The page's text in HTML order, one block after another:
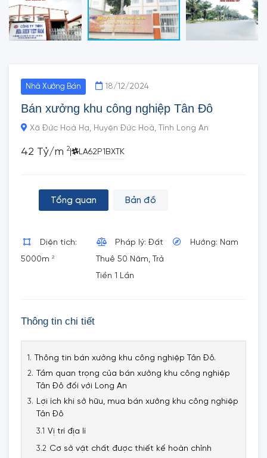
Nhà Xưởng Bán 18/12/2024
Bán xưởng khu công nghiệp Tân Đô
Xã Đức Hoà Hạ, Huyện Đức Hoà, Tỉnh Long An
42 Tỷ/m 2 LA62P1BXTK
Tổng quan Bản đồ
Diện tích:
5000m 2
Pháp lý: Đất
Thuê 50 Năm, Trả
Tiền 1 Lần
Hướng: Nam
Thông tin chi tiết
Thông tin bán xưởng khu công nghiệp Tân Đô.
Tầm quan trọng của bán xưởng khu công nghiệp
Tân Đô đối với Long An
Lợi ích khi sở hữu, mua bán xưởng khu công nghiệp
Tân Đô
Vị trí địa lí
Cơ sở vật chất được thiết kế hoàn chỉnh